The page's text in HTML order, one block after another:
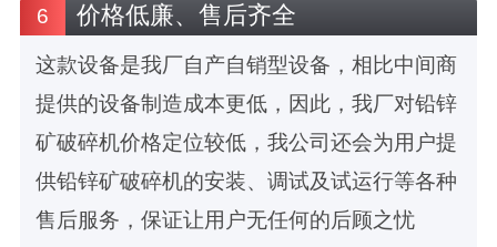
6 价格低廉、售后齐全
这款设备是我厂自产自销型设备，相比中间商
提供的设备制造成本更低，因此，我厂对铅锌
矿破碎机价格定位较低，我公司还会为用户提
供铅锌矿破碎机的安装、调试及试运行等各种
售后服务，保证让用户无任何的后顾之忧